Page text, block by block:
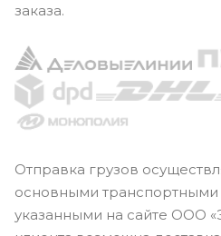
заказа.
Отправка грузов
основными
указанными на сайте ООО